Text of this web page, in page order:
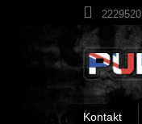
Kontakt